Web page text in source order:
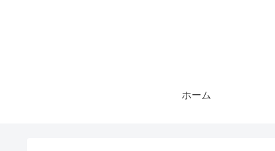
ホーム